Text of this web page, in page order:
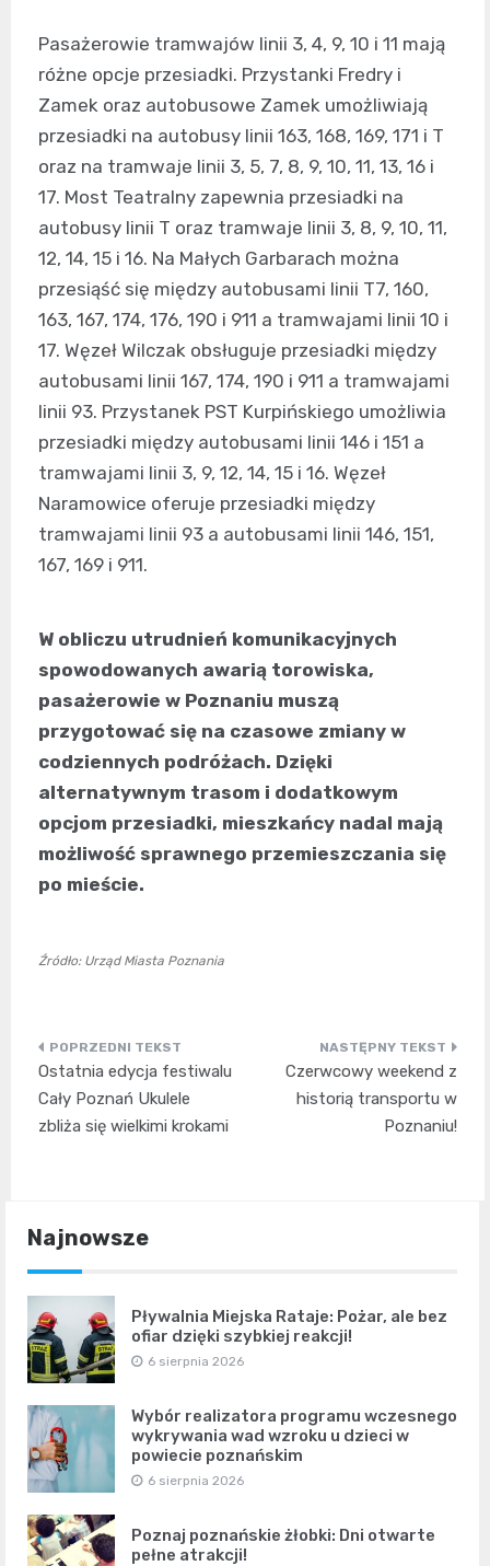
Pasażerowie tramwajów linii 3, 4, 9, 10 i 11 mają
różne opcje przesiadki. Przystanki Fredry i
Zamek oraz autobusowe Zamek umożliwiają
przesiadki na autobusy linii 163, 168, 169, 171 i T
oraz na tramwaje linii 3, 5, 7, 8, 9, 10, 11, 13, 16 i
17. Most Teatralny zapewnia przesiadki na
autobusy linii T oraz tramwaje linii 3, 8, 9, 10, 11,
12, 14, 15 i 16. Na Małych Garbarach można
przesiąść się między autobusami linii T7, 160,
163, 167, 174, 176, 190 i 911 a tramwajami linii 10 i
17. Węzeł Wilczak obsługuje przesiadki między
autobusami linii 167, 174, 190 i 911 a tramwajami
linii 93. Przystanek PST Kurpińskiego umożliwia
przesiadki między autobusami linii 146 i 151 a
tramwajami linii 3, 9, 12, 14, 15 i 16. Węzeł
Naramowice oferuje przesiadki między
tramwajami linii 93 a autobusami linii 146, 151,
167, 169 i 911.
W obliczu utrudnień komunikacyjnych
spowodowanych awarią torowiska,
pasażerowie w Poznaniu muszą
przygotować się na czasowe zmiany w
codziennych podróżach. Dzięki
alternatywnym trasom i dodatkowym
opcjom przesiadki, mieszkańcy nadal mają
możliwość sprawnego przemieszczania się
po mieście.
Źródło: Urząd Miasta Poznania
Nawigacja
wpisu
Ostatnia edycja festiwalu
Cały Poznań Ukulele
zbliża się wielkimi krokami
Czerwcowy weekend z
historią transportu w
Poznaniu!
Najnowsze
Pływalnia Miejska Rataje: Pożar, ale bez
ofiar dzięki szybkiej reakcji!
6 sierpnia 2026
Wybór realizatora programu wczesnego
wykrywania wad wzroku u dzieci w
powiecie poznańskim
6 sierpnia 2026
Poznaj poznańskie żłobki: Dni otwarte
pełne atrakcji!